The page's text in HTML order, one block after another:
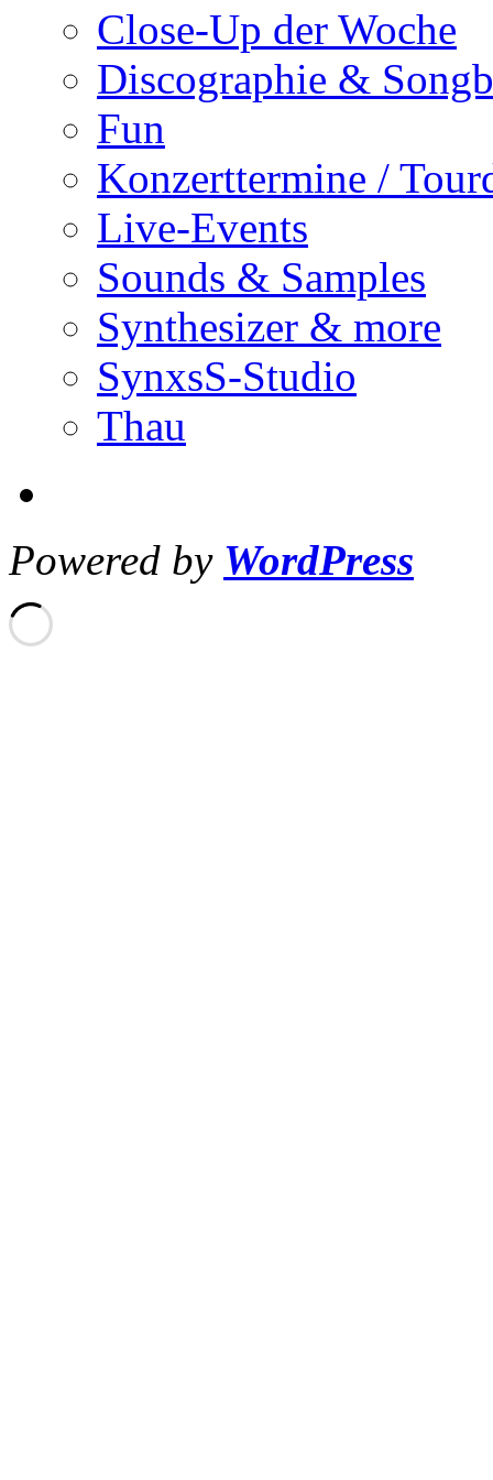
Close-Up der Woche
Discographie &
Fun
Konzerttermine /
Live-Events
Sounds & Samples
Synthesizer & more
SynxsS-Studio
Thau
Powered by WordPress